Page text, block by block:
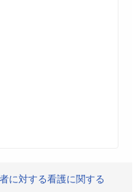
に対する看護に関する